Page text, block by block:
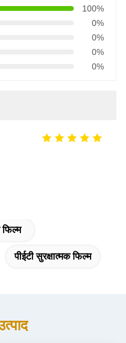
100%
0%
0%
0%
0%
फिल्म
पीईटी सुरक्षात्मक फिल्म